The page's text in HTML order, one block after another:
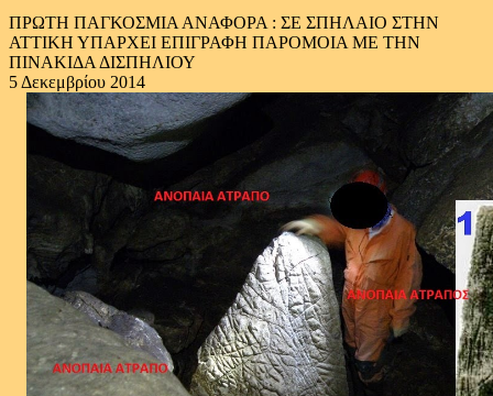
ΠΡΩΤΗ ΠΑΓΚΟΣΜΙΑ ΑΝΑΦΟΡΑ : ΣΕ ΣΠΗΛΑΙΟ ΣΤΗΝ
ΑΤΤΙΚΗ ΥΠΑΡΧΕΙ ΕΠΙΓΡΑΦΗ ΠΑΡΟΜΟΙΑ ΜΕ ΤΗΝ
ΠΙΝΑΚΙΔΑ ΔΙΣΠΗΛΙΟΥ
5 Δεκεμβρίου 2014